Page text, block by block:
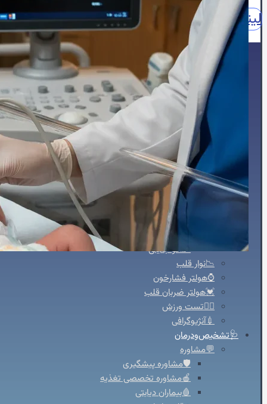
لینکدین اینستاگرام واتساپواتساپ مشاوره
🏠خانه
🖥️خدمات تخصصی
🫀اکوکاردیوگرافی
📈اکو M-Mode
📸اکو دو بعدی
🌐اکو سه بعدی
📽️اکو چهاربعدی
🏃‍♀️استرس اکو
🧪کانتراست اکو
🍴اکو از مری
📊اکو داپلر طیفی
💗اکو داپلر رنگی
🫀اکو داپلر بافتی TDI
💪استرین اکو
👶اکو جنینی
📉نوار قلب
⌚هولتر فشارخون
💓هولتر ضربان قلب
🚴‍♀️تست ورزش
💉آنژیوگرافی
🩺تشخیص‌ودرمان
💬مشاوره
🛡️مشاوره پیشگیری
🍎مشاوره تخصصی تغذیه
🩸بیماران دیابتی